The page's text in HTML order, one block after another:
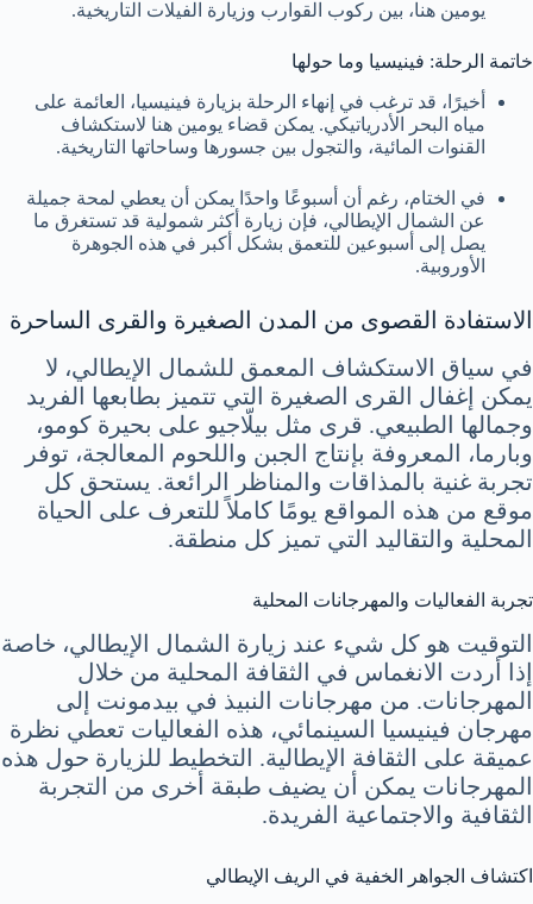
يومين هنا، بين ركوب القوارب وزيارة الفيلات التاريخية.
خاتمة الرحلة: فينيسيا وما حولها
أخيرًا، قد ترغب في إنهاء الرحلة بزيارة فينيسيا، العائمة على
مياه البحر الأدرياتيكي. يمكن قضاء يومين هنا لاستكشاف
القنوات المائية، والتجول بين جسورها وساحاتها التاريخية.
في الختام، رغم أن أسبوعًا واحدًا يمكن أن يعطي لمحة جميلة
عن الشمال الإيطالي، فإن زيارة أكثر شمولية قد تستغرق ما
يصل إلى أسبوعين للتعمق بشكل أكبر في هذه الجوهرة
الأوروبية.
الاستفادة القصوى من المدن الصغيرة والقرى الساحرة
في سياق الاستكشاف المعمق للشمال الإيطالي، لا
يمكن إغفال القرى الصغيرة التي تتميز بطابعها الفريد
وجمالها الطبيعي. قرى مثل بيلّاجيو على بحيرة كومو،
وبارما، المعروفة بإنتاج الجبن واللحوم المعالجة، توفر
تجربة غنية بالمذاقات والمناظر الرائعة. يستحق كل
موقع من هذه المواقع يومًا كاملاً للتعرف على الحياة
المحلية والتقاليد التي تميز كل منطقة.
تجربة الفعاليات والمهرجانات المحلية
التوقيت هو كل شيء عند زيارة الشمال الإيطالي، خاصة
إذا أردت الانغماس في الثقافة المحلية من خلال
المهرجانات. من مهرجانات النبيذ في بيدمونت إلى
مهرجان فينيسيا السينمائي، هذه الفعاليات تعطي نظرة
عميقة على الثقافة الإيطالية. التخطيط للزيارة حول هذه
المهرجانات يمكن أن يضيف طبقة أخرى من التجربة
الثقافية والاجتماعية الفريدة.
اكتشاف الجواهر الخفية في الريف الإيطالي